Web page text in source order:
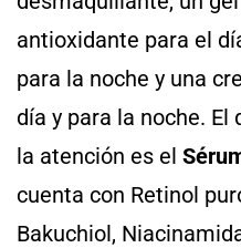
antioxidante para el
para la noche y una
día y para la noche.
la atención es el
cuenta con Retinol
Bakuchiol,